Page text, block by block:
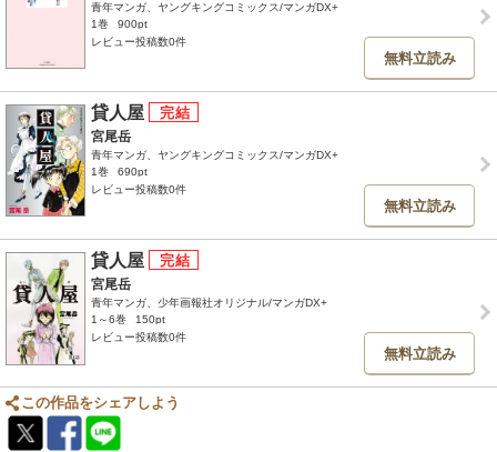
青年マンガ、ヤングキングコミックス/マンガDX+
1巻
900pt
レビュー投稿数0件
無料立読み
貸人屋
宮尾岳
青年マンガ、ヤングキングコミックス/マンガDX+
1巻
690pt
レビュー投稿数0件
無料立読み
貸人屋
宮尾岳
青年マンガ、少年画報社オリジナル/マンガDX+
1～6巻
150pt
レビュー投稿数0件
無料立読み
この作品をシェアしよう